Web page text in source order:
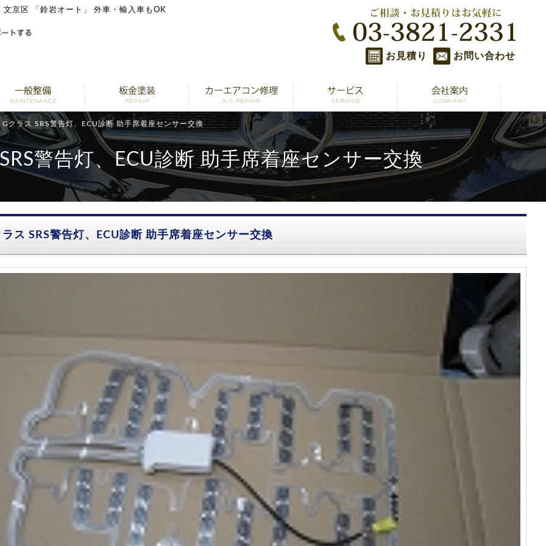
京区 「鈴岩オート」 外車・輸入車もOK
お見積り お問い合わせ
Gクラス SRS警告灯、ECU診断 助手席着座センサー交換
警告灯、ECU診断 助手席着座センサー交換
ス SRS警告灯、ECU診断 助手席着座センサー交換